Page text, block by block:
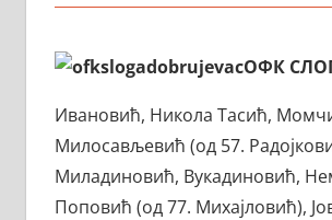
ОФК
Ивановић, Никола Тасић,
Милосављевић (од 57.
Миладиновић, Вукадиновић,
Поповић (од 77. Михајловић),